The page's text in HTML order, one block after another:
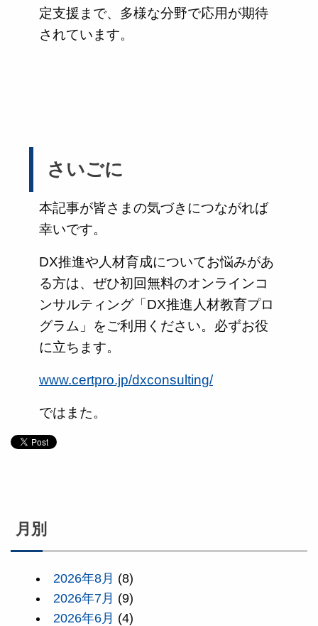
定支援まで、多様な分野で応用が期待
されています。
さいごに
本記事が皆さまの気づきにつながれば
幸いです。
DX推進や人材育成についてお悩みがあ
る方は、ぜひ初回無料のオンラインコ
ンサルティング「DX推進人材教育プロ
グラム」をご利用ください。必ずお役
に立ちます。
www.certpro.jp/dxconsulting/
ではまた。
月別
2026年8月 (8)
2026年7月 (9)
2026年6月 (4)